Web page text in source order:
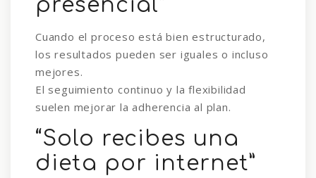
presencial”
Cuando el proceso está bien estructurado,
los resultados pueden ser iguales o incluso
mejores.
El seguimiento continuo y la flexibilidad
suelen mejorar la adherencia al plan.
“Solo recibes una
dieta por internet”